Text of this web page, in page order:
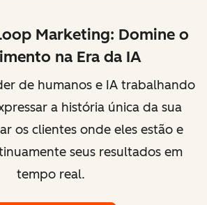
Marketing: Domine o
na Era da IA
de humanos e IA trabalhando
a história única da sua
os clientes onde eles estão e
seus resultados em
tempo real.